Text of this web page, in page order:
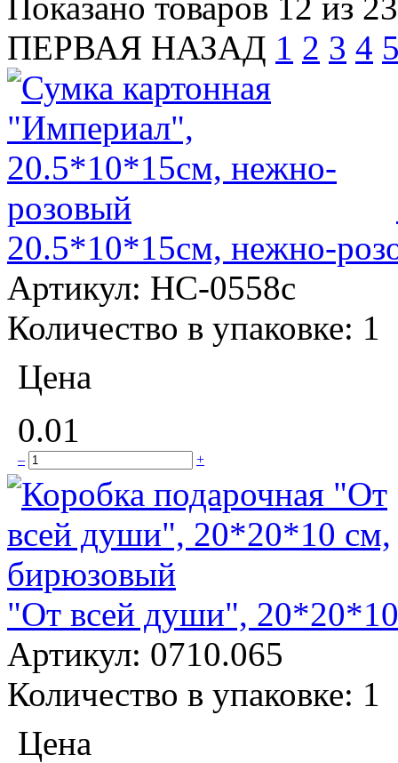
ПЕРВАЯ НАЗАД 1 2 3 4
20.5*10*15см, нежно-
Артикул: НС-0558с
Количество в упаковке: 1
Цена
0.01
– +
"От всей души",
Артикул: 0710.065
Количество в упаковке: 1
Цена